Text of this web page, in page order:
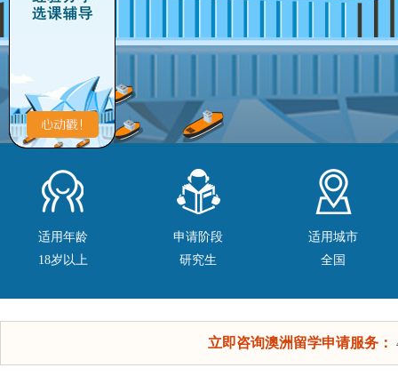
适用年龄
18岁以上
申请阶段
研究生
适用城市
全国
立即咨询澳洲留学申请服务：